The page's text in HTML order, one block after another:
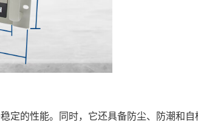
的性能。同时，它还具备防尘、防潮和自